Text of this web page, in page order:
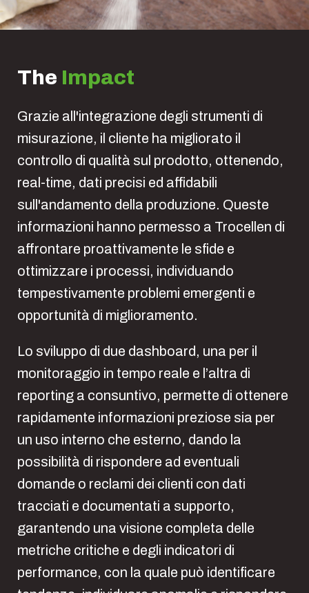
The Impact
Grazie all'integrazione degli strumenti di
misurazione, il cliente ha migliorato il
controllo di qualità sul prodotto, ottenendo,
real-time, dati precisi ed affidabili
sull'andamento della produzione. Queste
informazioni hanno permesso a Trocellen di
affrontare proattivamente le sfide e
ottimizzare i processi, individuando
tempestivamente problemi emergenti e
opportunità di miglioramento.
Lo sviluppo di due dashboard, una per il
monitoraggio in tempo reale e l’altra di
reporting a consuntivo, permette di ottenere
rapidamente informazioni preziose sia per
un uso interno che esterno, dando la
possibilità di rispondere ad eventuali
domande o reclami dei clienti con dati
tracciati e documentati a supporto,
garantendo una visione completa delle
metriche critiche e degli indicatori di
performance, con la quale può identificare